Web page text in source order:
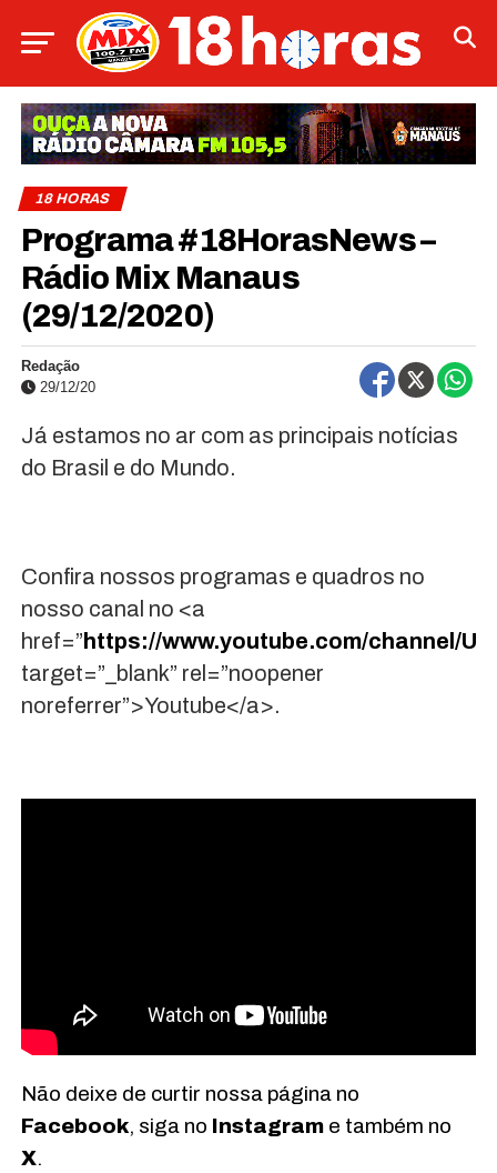
18 HORAS
Programa #18HorasNews –
Rádio Mix Manaus
(29/12/2020)
Redação
29/12/20
Já estamos no ar com as principais notícias
do Brasil e do Mundo.
Confira nossos programas e quadros no
nosso canal no <a
href=”https://www.youtube.com/channel/
target=”_blank” rel=”noopener
noreferrer”>Youtube</a>.
Não deixe de curtir nossa página no
Facebook, siga no Instagrame também no
X.